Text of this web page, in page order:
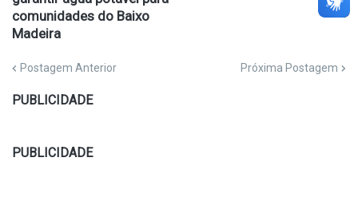
comunidades do Baixo
Madeira
Postagem Anterior Próxima Postagem
PUBLICIDADE
PUBLICIDADE